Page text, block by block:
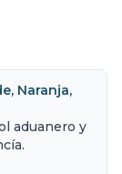
Naranja,
aduanero y